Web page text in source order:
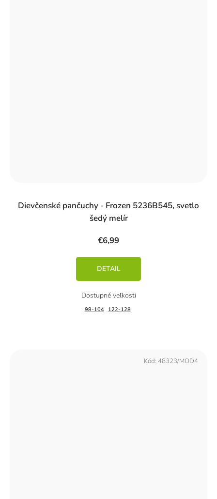
Dievčenské pančuchy - Frozen 5236B545, svetlo
šedý melír
€6,99
DETAIL
98-104 122-128
Kód: 48323/MOD4